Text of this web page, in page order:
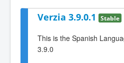
Verzia 3.9.0.1 Stable
This is the Spanish
3.9.0